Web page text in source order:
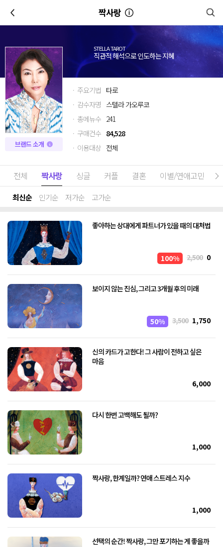
짝사랑
STELLA TAROT
직관적 해석으로 인도하는 지혜
브랜드 소개
· 주요기법 타로
· 감수자명 스텔라 가오루코
· 총메뉴수 241
· 구매건수 84,528
· 이용대상 전체
전체 짝사랑 싱글 커플 결혼 이별/연애고민
최신순 인기순 저가순 고가순
좋아하는 상대에게 파트너가 있을 때의 대처법
100% 2,500 0
보이지 않는 진심, 그리고 3개월 후의 미래
50% 3,500 1,750
신의 카드가 고한다! 그 사람이 전하고 싶은
마음
6,000
다시 한번 고백해도 될까?
1,000
짝사랑, 한계일까? 연애 스트레스 지수
1,000
선택의 순간! 짝사랑, 그만 포기하는 게 좋을까